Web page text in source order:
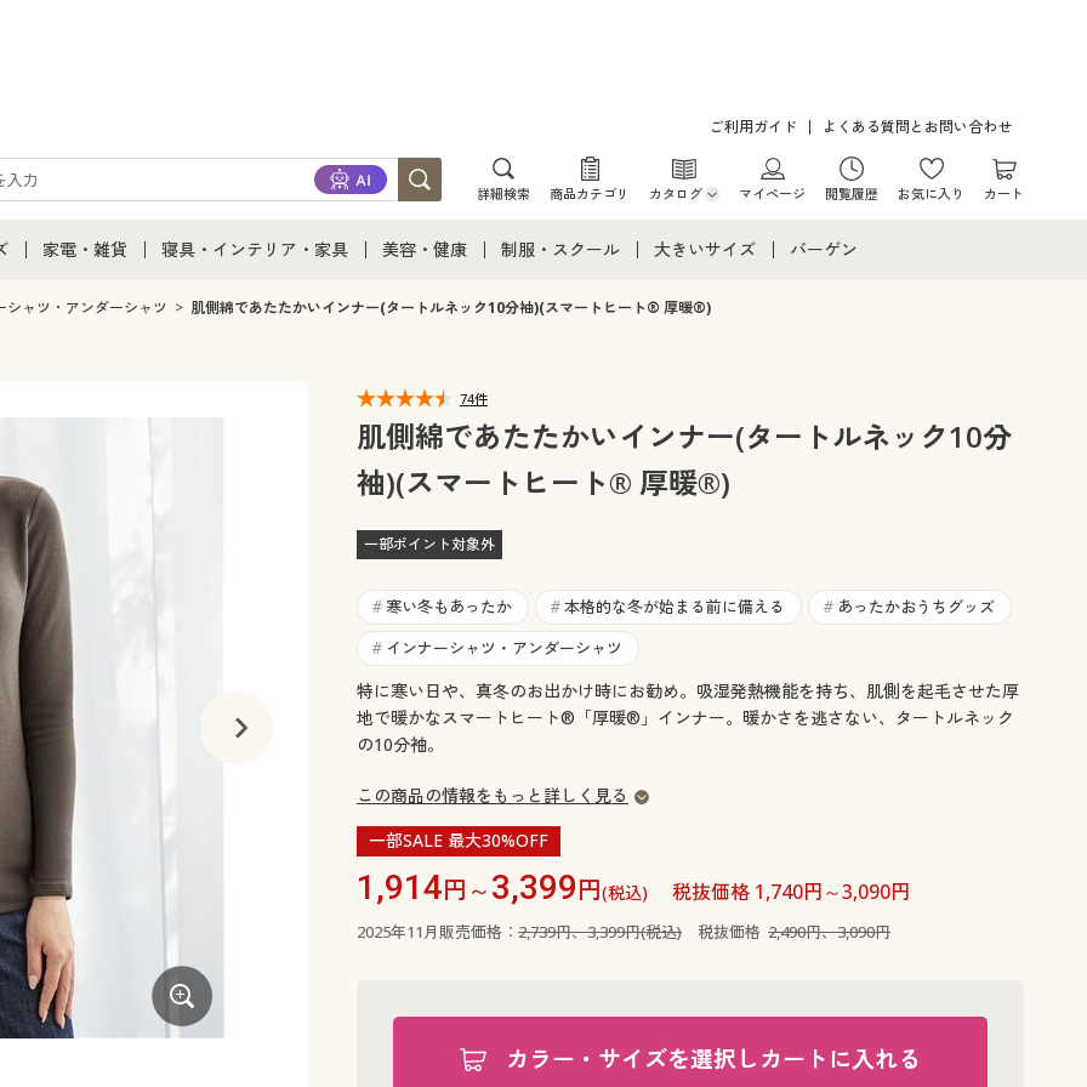
ご利用ガイド よくある質問とお問い合わせ
詳細検索 商品カテゴリ カタログ
カタログ・チラシからのご注文
マイページ 閲覧履歴 お気に入り カート
通販すべて
着
家電・雑貨
家電・雑貨すべて
キッチン・雑貨・日用品
寝具・インテリア・家具
寝具・インテリア・家具通販すべて
カーテン・ラグ・ファブリック
美容・健康
美容・健康通販すべて
制服・スクール
制服・スクールすべて
ジュニア・ティーンズ下着
大きいサイズ
大きいサイズ通販すべて
大きいサイズ レディース下着
大きいサイズ メンズ
バーゲン
シャツ・アンダーシャツ 肌側綿であたたかいインナー(タートルネック10分袖)(スマートヒート® 厚暖®)
74件
肌側綿であたたかいインナー(タートルネック10分
袖)(スマートヒート® 厚暖®)
一部ポイント対象外
# 寒い冬もあったか # 本格的な冬が始まる前に備える # あったかおうちグッズ
# インナーシャツ・アンダーシャツ
特に寒い日や、真冬のお出かけ時にお勧め。吸湿発熱機能を持ち、肌側を起毛させた厚
地で暖かなスマートヒート®「厚暖®」インナー。暖かさを逃さない、タートルネック
の10分袖。
この商品の情報をもっと詳しく見る
一部SALE 最大30%OFF
1,914円～3,399円(税込) 税抜価格 1,740円～3,090円
2025年11月販売価格： 2,739円、3,399円(税込) 税抜価格 2,490円、3,090円
カラー・サイズを選択しカートに入れる